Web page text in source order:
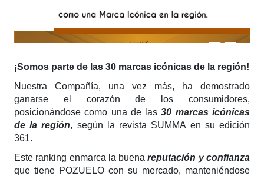
¡Somos parte de las 30 marcas icónicas de la región!
Nuestra Compañía, una vez más, ha demostrado
ganarse el corazón de los consumidores,
posicionándose como una de las30 marcas icónicas
de la región, según la revista SUMMA en su edición
361.
Este ranking enmarca la buenareputación y confianza
que tiene POZUELO con su mercado, manteniéndose